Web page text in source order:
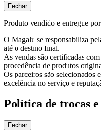
Fechar
Produto vendido e entregue
O Magalu se responsabiliza
até o destino final.
As vendas são certificadas
procedência de produtos
Os parceiros são selecionados
excelência no serviço e
Política de trocas e
Fechar